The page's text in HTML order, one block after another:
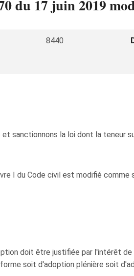
du 17 juin 2019
8440
sanctionnons la loi dont la teneur
I du Code civil est modifié comme
doit être justifiée par l'intérêt de
soit d'adoption plénière soit